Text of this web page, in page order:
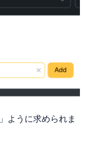
」ように求められま